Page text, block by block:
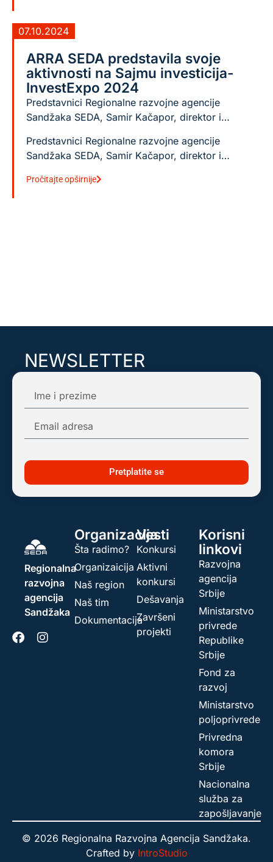
07.10.2024
ARRA SEDA predstavila svoje
aktivnosti na Sajmu investicija-
InvestExpo 2024
Predstavnici Regionalne razvojne agencije
Sandžaka SEDA, Samir Kačapor, direktor i…
Predstavnici Regionalne razvojne agencije
Sandžaka SEDA, Samir Kačapor, direktor i…
Pročitajte opširnije
NEWSLETTER
dobijali obaveštenja o najnovijim dešavanjima!
Pretplatite se
Regionalna
razvojna
agencija
Sandžaka
Organizacija
Šta radimo?
Organizaicija
Naš region
Naš tim
Dokumentacija
Vesti
Konkursi
Aktivni
konkursi
Dešavanja
Završeni
projekti
Korisni
linkovi
Razvojna
agencija
Srbije
Ministarstvo
privrede
Republike
Srbije
Fond za
razvoj
Ministarstvo
poljoprivrede
Privredna
komora
Srbije
Nacionalna
služba za
zapošljavanje
© 2026 Regionalna Razvojna Agencija Sandžaka.
Crafted by IntroStudio